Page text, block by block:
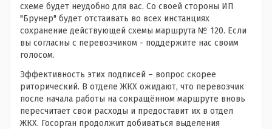
схеме будет неудобно для вас. Со своей стороны ИП
"Брунер" будет отстаивать во всех инстанциях
сохранение действующей схемы маршрута № 120. Если
вы согласны с перевозчиком - поддержите нас своим
голосом.
Эффективность этих подписей – вопрос скорее
риторический. В отделе ЖКХ ожидают, что перевозчик
после начала работы на сокращённом маршруте вновь
пересчитает свои расходы и предоставит их в отдел
ЖКХ. Госорган продолжит добиваться выделения